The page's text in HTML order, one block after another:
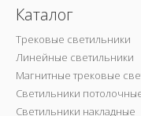
Каталог
Трековые светильники
Линейные светильники
Магнитные трековые
Светильники
Светильники накладные